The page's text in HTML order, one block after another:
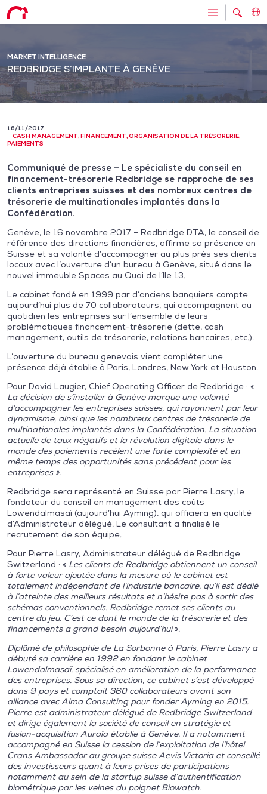
MARKET INTELLIGENCE
REDBRIDGE S’IMPLANTE À GENÈVE
16/11/2017
CASH MANAGEMENT,FINANCEMENT,ORGANISATION DE LA TRÉSORERIE,
PAIEMENTS
Communiqué de presse – Le spécialiste du conseil en
financement-trésorerie Redbridge se rapproche de ses
clients entreprises suisses et des nombreux centres de
trésorerie de multinationales implantés dans la
Confédération.
Genève, le 16 novembre 2017 – Redbridge DTA, le conseil de
référence des directions financières, affirme sa présence en
Suisse et sa volonté d’accompagner au plus près ses clients
locaux avec l’ouverture d’un bureau à Genève, situé dans le
nouvel immeuble Spaces au Quai de l’Ile 13.
Le cabinet fondé en 1999 par d’anciens banquiers compte
aujourd’hui plus de 70 collaborateurs, qui accompagnent au
quotidien les entreprises sur l’ensemble de leurs
problématiques financement-trésorerie (dette, cash
management, outils de trésorerie, relations bancaires, etc.).
L’ouverture du bureau genevois vient compléter une
présence déjà établie à Paris, Londres, New York et Houston.
Pour David Laugier, Chief Operating Officer de Redbridge : «
La décision de s’installer à Genève marque une volonté
d’accompagner les entreprises suisses, qui rayonnent par leur
dynamisme, ainsi que les nombreux centres de trésorerie de
multinationales implantés dans la Confédération. La situation
actuelle de taux négatifs et la révolution digitale dans le
monde des paiements recèlent une forte complexité et en
même temps des opportunités sans précédent pour les
entreprises ».
Redbridge sera représenté en Suisse par Pierre Lasry, le
fondateur du conseil en management des coûts
Lowendalmasaï (aujourd’hui Ayming), qui officiera en qualité
d’Administrateur délégué. Le consultant a finalisé le
recrutement de son équipe.
Pour Pierre Lasry, Administrateur délégué de Redbridge
Switzerland : « Les clients de Redbridge obtiennent un conseil
à forte valeur ajoutée dans la mesure où le cabinet est
totalement indépendant de l’industrie bancaire, qu’il est dédié
à l’atteinte des meilleurs résultats et n’hésite pas à sortir des
schémas conventionnels. Redbridge remet ses clients au
centre du jeu. C’est ce dont le monde de la trésorerie et des
financements a grand besoin aujourd’hui».
Diplômé de philosophie de La Sorbonne à Paris, Pierre Lasry a
débuté sa carrière en 1992 en fondant le cabinet
Lowendalmasaï, spécialisé en amélioration de la performance
des entreprises. Sous sa direction, ce cabinet s’est développé
dans 9 pays et comptait 360 collaborateurs avant son
alliance avec Alma Consulting pour fonder Ayming en 2015.
Pierre est administrateur délégué de Redbridge Switzerland
et dirige également la société de conseil en stratégie et
fusion-acquisition Auraïa établie à Genève. Il a notamment
accompagné en Suisse la cession de l’exploitation de l’hôtel
Crans Ambassador au groupe suisse Aevis Victoria et conseillé
des investisseurs quant à leurs prises de participations
notamment au sein de la startup suisse d’authentification
biométrique par les veines du poignet Biowatch.